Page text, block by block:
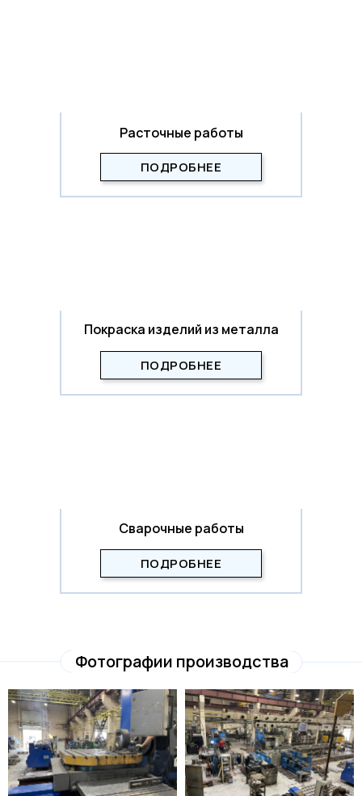
Расточные работы
Покраска изделий из металла
ПОДРОБНЕЕ
ПОДРОБНЕЕ
Сварочные работы
ПОДРОБНЕЕ
Фотографии производства